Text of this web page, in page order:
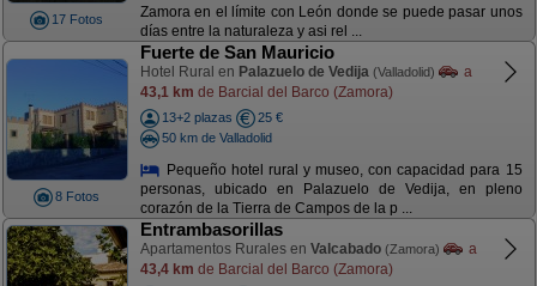
17 Fotos
Zamora en el límite con León donde se puede pasar unos
días entre la naturaleza y asi rel ...
8 Fotos
Fuerte de San Mauricio
Hotel Rural en Palazuelo de Vedija (Valladolid)
a
43,1 km de Barcial del Barco (Zamora)
13+2 plazas
25 €
50 km de Valladolid
Pequeño hotel rural y museo, con capacidad para 15
personas, ubicado en Palazuelo de Vedija, en pleno
corazón de la Tierra de Campos de la p ...
Entrambasorillas
Apartamentos Rurales en Valcabado (Zamora)
a
43,4 km de Barcial del Barco (Zamora)